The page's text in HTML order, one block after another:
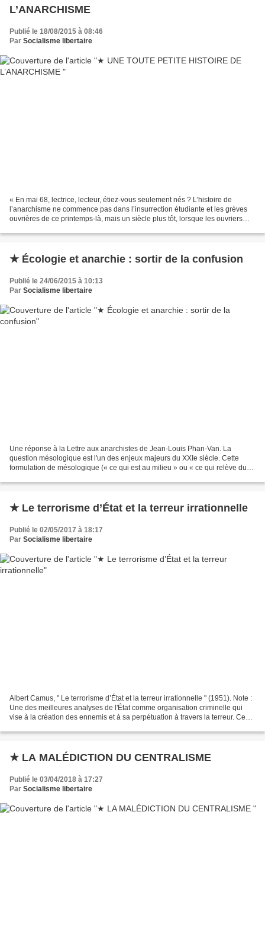
L’ANARCHISME
Publié le 18/08/2015 à 08:46
Par Socialisme libertaire
« En mai 68, lectrice, lecteur, étiez-vous seulement nés ? L’histoire de
l’anarchisme ne commence pas dans l’insurrection étudiante et les grèves
ouvrières de ce printemps-là, mais un siècle plus tôt, lorsque les ouvriers
★ Écologie et anarchie : sortir de la confusion
Publié le 24/06/2015 à 10:13
Par Socialisme libertaire
Une réponse à la Lettre aux anarchistes de Jean-Louis Phan-Van. La
question mésologique est l'un des enjeux majeurs du XXIe siècle. Cette
formulation de mésologique (« ce qui est au milieu » ou « ce qui relève du
★ Le terrorisme d’État et la terreur irrationnelle
Publié le 02/05/2017 à 18:17
Par Socialisme libertaire
Albert Camus, " Le terrorisme d’État et la terreur irrationnelle " (1951). Note :
Une des meilleures analyses de l'État comme organisation criminelle qui
vise à la création des ennemis et à sa perpétuation à travers la terreur. Ce
★ LA MALÉDICTION DU CENTRALISME
Publié le 03/04/2018 à 17:27
Par Socialisme libertaire